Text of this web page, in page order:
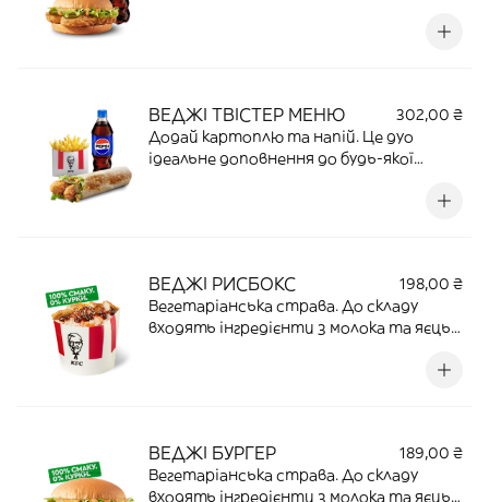
ВЕДЖІ ТВІСТЕР МЕНЮ
302,00 ₴
Додай картоплю та напій. Це дуо
ідеальне доповнення до будь-якої
ВЕДЖІ РИСБОКС
198,00 ₴
Вегетаріанська страва. До складу
входять інгредієнти з молока та яєць.
ВЕДЖІ БУРГЕР
189,00 ₴
Вегетаріанська страва. До складу
входять інгредієнти з молока та яєць.